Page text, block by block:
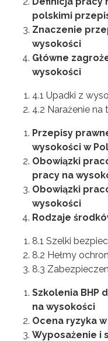
polskimi
Znaczenie
wysokości
Główne
wysokości
4.1 Upadki z
4.2 Narażenie
Przepisy
wysokości w
Obowiązki
pracy na
Obowiązki
wysokości
Rodzaje
8.1 Szelki
8.2 Hełmy
8.3
Szkolenia BHP
na wysokości
Ocena ryzyka
Wyposażenie i